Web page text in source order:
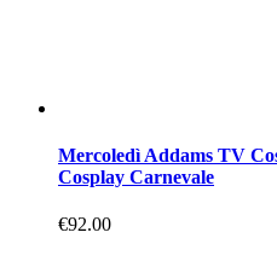
Mercoledì Addams TV
Cosplay Carnevale
€92.00